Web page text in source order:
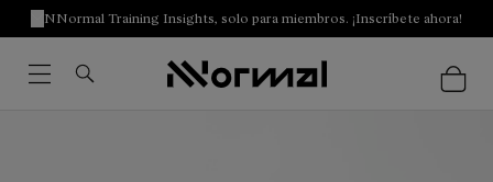
NNormal Training Insights, solo para miembros. ¡Inscríbete ahora!